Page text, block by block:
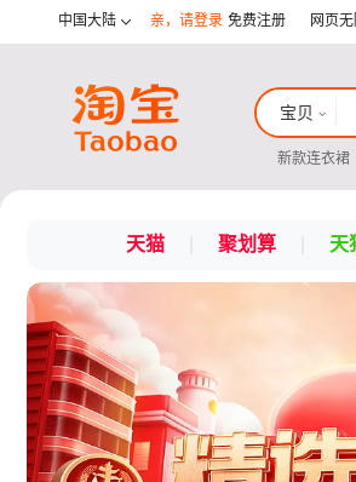
中国大陆  亲，请登录 免费注册 网页
宝贝
天猫
新款连衣裙
新款连衣裙
天猫 聚划算 天